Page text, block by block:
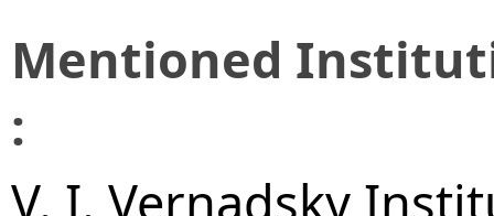
Mentioned
:
V. I. Vernadsky